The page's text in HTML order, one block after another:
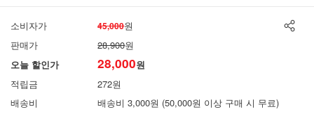
소비자가 45,000원
판매가
28,900원
오늘 할인가
28,000원
적립금
272원
배송비
배송비 3,000원 (50,000원 이상 구매 시 무료)